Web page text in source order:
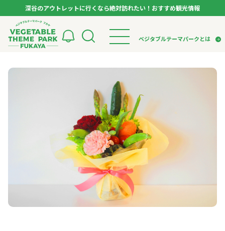
深谷のアウトレットに行くなら絶対訪れたい！おすすめ観光情報
ベジタブルテーマパークとは
イベント
体験
ベジタブルテーマパークとは
VTPキャストミーティング
パートナー企業について
市長インタビュー
生産者インタビュー
アンバサダー
お役立ち情報
レシピ集